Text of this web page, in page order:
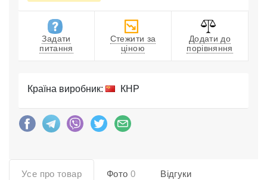
Задати
питання
Стежити за
ціною
Додати до
порівняння
Країна виробник: КНР
Усе про товар Фото 0 Відгуки